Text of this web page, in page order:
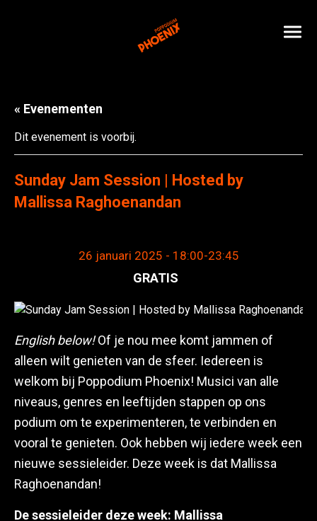
« Evenementen
Dit evenement is voorbij.
Sunday Jam Session | Hosted by
Mallissa Raghoenandan
26 januari 2025 - 18:00-23:45
GRATIS
English below!Of je nou mee komt jammen of
alleen wilt genieten van de sfeer. Iedereen is
welkom bij Poppodium Phoenix! Musici van alle
niveaus, genres en leeftijden stappen op ons
podium om te experimenteren, te verbinden en
vooral te genieten. Ook hebben wij iedere week een
nieuwe sessieleider. Deze week is dat Mallissa
Raghoenandan!
De sessieleider deze week: Mallissa